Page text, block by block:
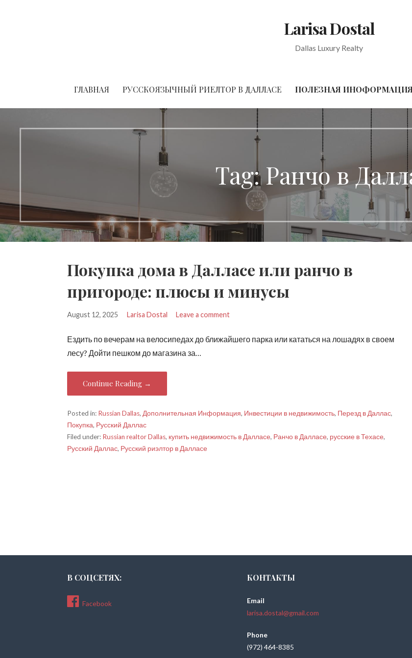
Larisa Dostal
Dallas Luxury Realty
ГЛАВНАЯ РУССКОЯЗЫЧНЫЙ РИЕЛТОР В ДАЛЛАСЕ ПОЛЕЗНАЯ ИНОФОРМАЦИЯ
Tag:Ранчо в
Покупка дома в Далласе или ранчо в
пригороде: плюсы и минусы
August 12, 2025 Larisa Dostal Leave a comment
Ездить по вечерам на велосипедах до ближайшего парка или кататься на лошадях в своем
лесу? Дойти пешком до магазина за…
Continue Reading →
Posted in: Russian Dallas, Дополнительная Информация, Инвестиции в недвижимость, Перезд в Даллас,
Покупка, Русский Даллас
Filed under: Russian realtor Dallas, купить недвижимость в Далласе, Ранчо в Далласе, русские в Техасе,
Русский Даллас, Русский риэлтор в Далласе
В СОЦСЕТЯХ:
Facebook
КОНТАКТЫ
Email
larisa.dostal@gmail.com
Phone
(972) 464-8385